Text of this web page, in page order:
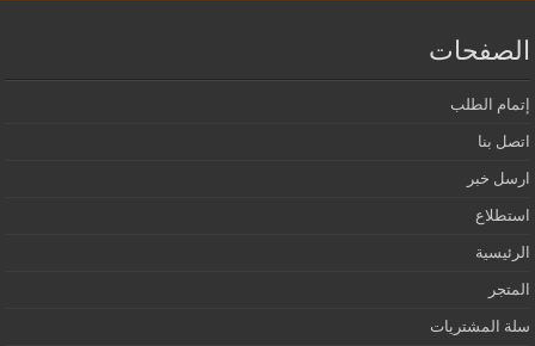
الصفحات
إتمام الطلب
اتصل بنا
ارسل خبر
استطلاع
الرئيسية
المتجر
سلة المشتريات